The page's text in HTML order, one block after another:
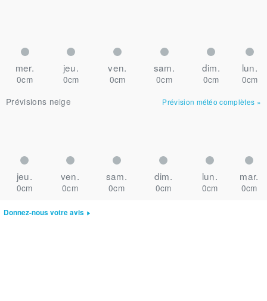
mer. jeu. ven. sam. dim. lun.
0cm 0cm 0cm 0cm 0cm
0cm
Prévisions neige
Prévision météo complètes »
jeu. ven. sam. dim. lun. mar.
0cm 0cm 0cm 0cm 0cm 0cm
Donnez-nous votre avis